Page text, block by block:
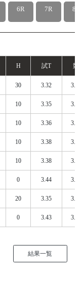
6R 7R 8R
H 試T 競
30 3.32 3.431
10 3.35 3.463
10 3.36 3.476
10 3.38 3.502
10 3.38 3.505
0 3.44 3.519
20 3.35 3.500
0 3.43 3.539
結果一覧